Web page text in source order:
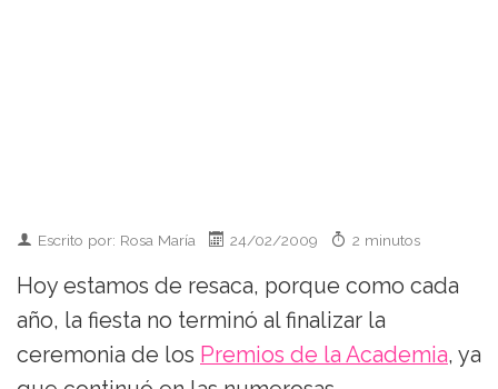
Escrito por: Rosa María 24/02/2009 2 minutos
Hoy estamos de resaca, porque como cada
año, la fiesta no terminó al finalizar la
ceremonia de los Premios de la Academia, ya